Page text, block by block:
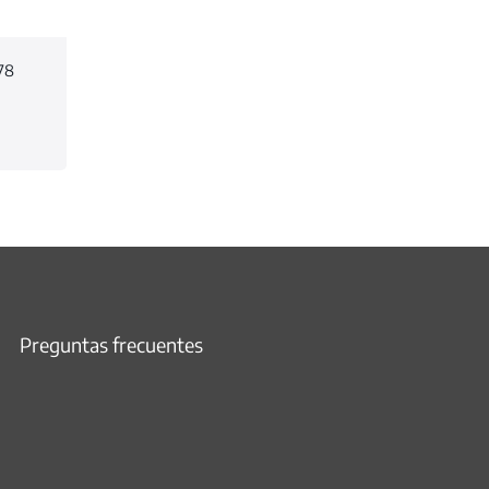
Preguntas frecuentes